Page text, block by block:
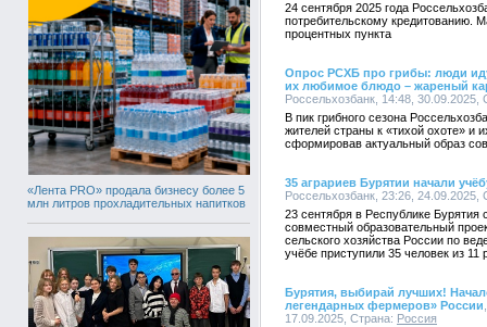
«Лента PRO» продала бизнесу более 5
млн литров прохладительных напитков
24 сентября 2025 года
потребительскому кредитованию.
процентных пункта
Опрос РСХБ про грибы: люди
их любимое блюдо – жареный
Россельхозбанк, 14:48, 30.09.2025,
В пик грибного сезона
жителей страны к «тихой охоте» и
сформировав актуальный образ
35 аграриев Бурятии начали
Россельхозбанк, 23:26, 24.09.2025,
23 сентября в Республике
совместный образовательный
сельского хозяйства России по
учёбе приступили 35 человек из 11
Бурятия, выбирай лучших!
легендарных фермеров» России
17.09.2025, Страна: Россия